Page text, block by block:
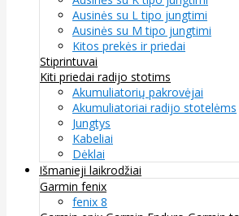
Ausinės su L tipo jungtimi
Ausinės su M tipo jungtimi
Kitos prekės ir priedai
Stiprintuvai
Kiti priedai radijo stotims
Akumuliatorių pakrovėjai
Akumuliatoriai radijo stotelėms
Jungtys
Kabeliai
Dėklai
Išmanieji laikrodžiai
Garmin fenix
fenix 8